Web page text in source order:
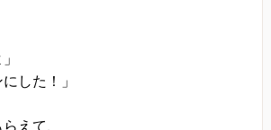
当方が本方針に則って個人情報を
客様が許諾したものとします。
当方の商品をお届けするうえで必
した！」
えて、